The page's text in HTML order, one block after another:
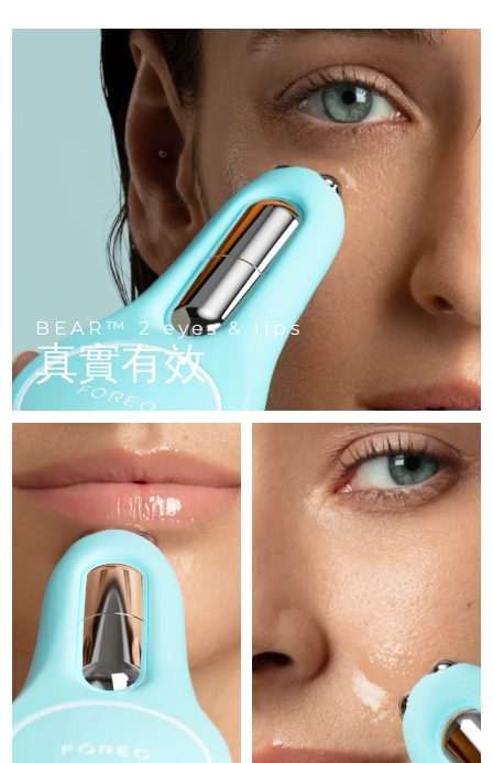
BEAR™ 2 eyes & lips
真實有效
LUNA™ 4 Men
For men, anti-aging massage
LUNA™ 4 mini
For young skin, T-zone
LUNA™ 4 go
For travel or gym bag
LUNA™護膚
Premium cleansers & balm
LUNA™ 設備
All facial cleansing devices
BEAR™ 2 eyes & lips
Microcurrent line smoothing device
面部提拉護理
Premium anti-aging skincare
BEAR™ 設備
All premium facelift devices
Deep facial hydration
UFO™ 3 LED
Near-infrared and red light therapy
device
UFO™ 3 mini
Red light therapy device for young skin
UFO™ 3 go
Portable red light therapy
面膜
Rejuvenation & hydration
UFO™ 設備
All deep facial hydration devices
Hybrid silicone sonic toothbrush
issa™ 4 plus
Smart hybrid silicone sonic toothbrush
issa™ 4 smile
Hybrid silicone sonic toothbrush
issa™ 4 baby
For ages 0-3
issa™ Teeth Whitening Set
Dual LED + sonic device & 18% PAP gel
ISSA™ 設備
All silicone sonic toothbrushes
FAQ™ 抗老護理
FAQ™ 101
Clinical anti-aging
FAQ™ 102
Advanced clinical anti-aging
FAQ™ 103
Luxurious clinical anti-aging set
FAQ™ P1 Primer
Manuka honey primer
FAQ™護膚品
All FAQ™ skincare
LED 護理
NEW
FAQ™ 201
LED mask
FAQ™ 202
LED mask
FAQ™ 211
Anti-aging neck & décolleté LED mask
FAQ™ 221
Anti-aging LED hand mask
FAQ™護膚品
All FAQ™ skincare
FAQ™ 301
LED hair strengthening scalp massager
FAQ™ Scalp Serum
Scalp recovery probiotic serum
FAQ™護膚品
All FAQ™ skincare
FAQ™產品
All hair treatments
肌膚年輕化
NEW
FAQ™ 501
Full-Spectrum Red Light Therapy
FAQ™ 502
Full-Spectrum Red Light Therapy
FAQ™ Red Light Serum
FAQ™ skincare
All FAQ™ skincare
保健品
NEW
脫毛
PEACH™ 2 Pro Max
Professional IPL hair removal device
身體護理
BEAR™ 2 body
Microcurrent body toning
保加利亞 預計送達日期 8/11/26
預計送達日期8/15/26
預計送達日期
預計送達日期 8/11/26
預計送達日期 8/15/26
克羅埃西亞 8/11/26
賽普勒斯
捷克 預計送達日期8/11/26
丹麥 預計送達日期8/11/26
愛沙尼亞 預計送達日期8/11/26
芬蘭 預計送達日期 8/11/26
法國 預計送達日期8/11/26
法屬玻里尼西亞 預計送達日期8/15/26
德國 預計送達日期 8/11/26